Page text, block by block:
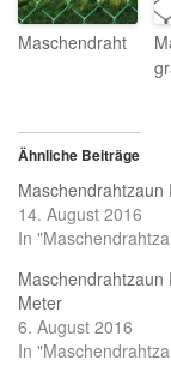
Maschendraht
Ähnliche Beiträge
Maschendrahtzaun
14. August 2016
In
Maschendrahtzaun
Meter
6. August 2016
In